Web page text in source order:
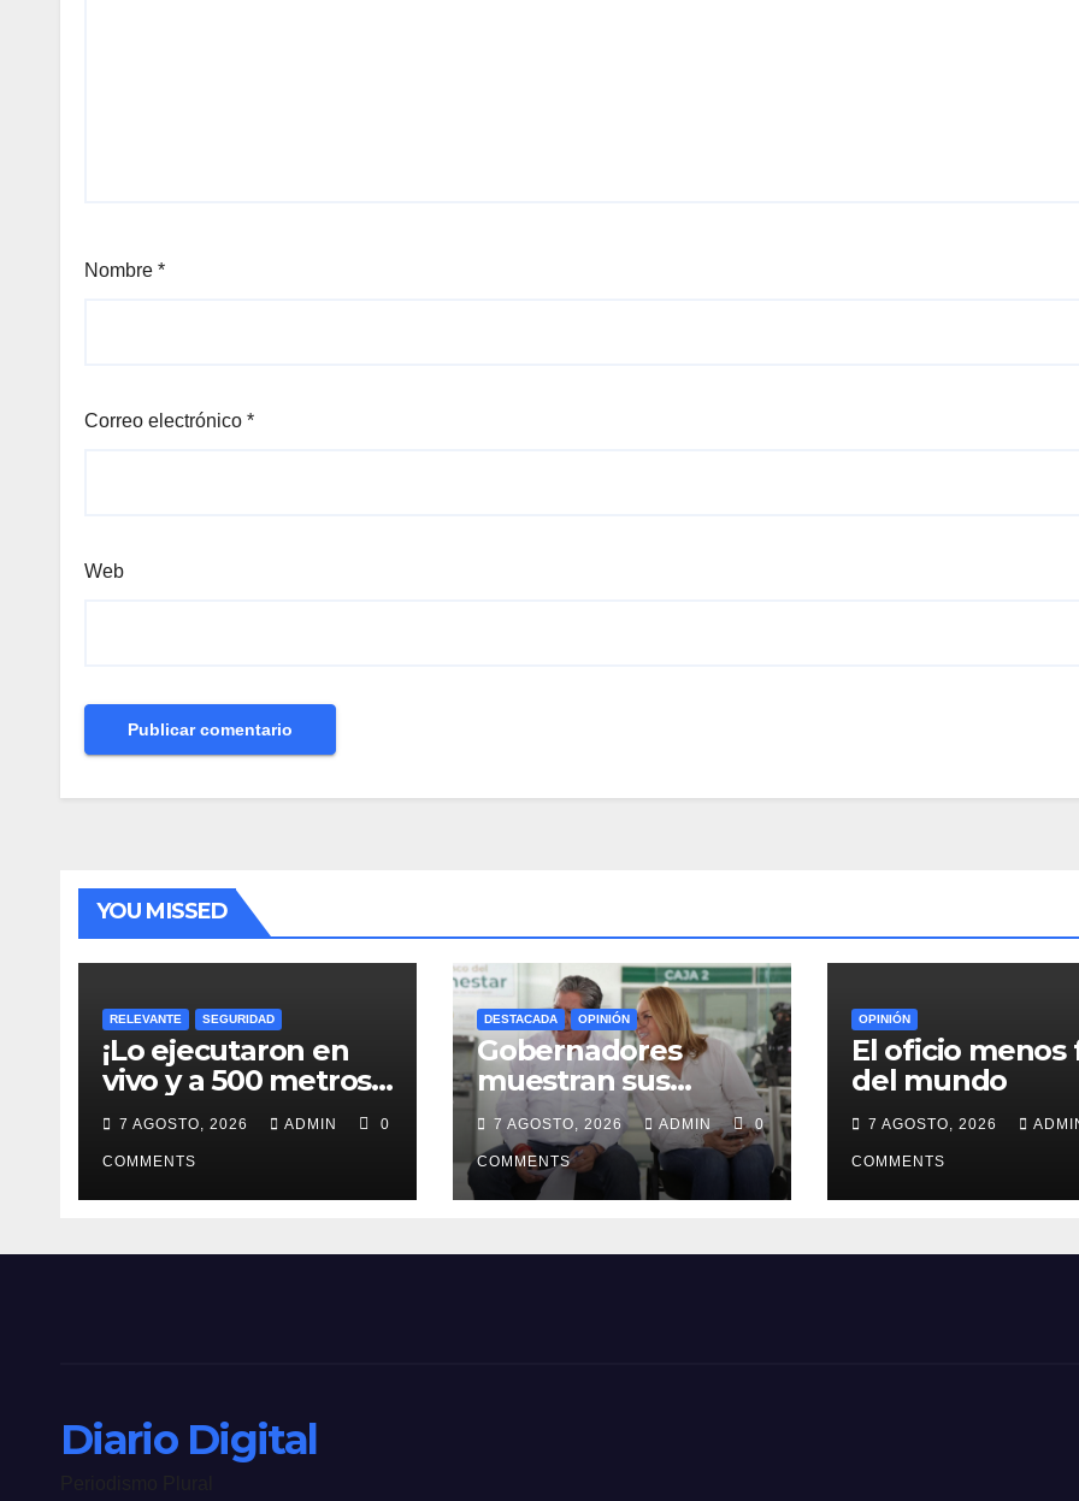
Nombre *
Correo electrónico *
Web
YOU MISSED
RELEVANTE SEGURIDAD
¡Lo ejecutaron en
vivo y a 500 metros
de fiscalía!
7 AGOSTO, 2026 ADMIN 0
COMMENTS
DESTACADA OPINIÓN
Gobernadores
muestran sus
preferencias
7 AGOSTO, 2026 ADMIN 0
COMMENTS
OPINIÓN
El oficio menos
del mundo
7 AGOSTO, 2026
COMMENTS
Diario Digital